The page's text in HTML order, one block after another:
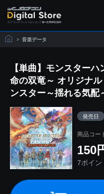
> 音楽データ
【単曲】モンスター
命の双竜～ オリジナ
ンスター～揺れる気配
発売日
商品コー
150
7ポイン